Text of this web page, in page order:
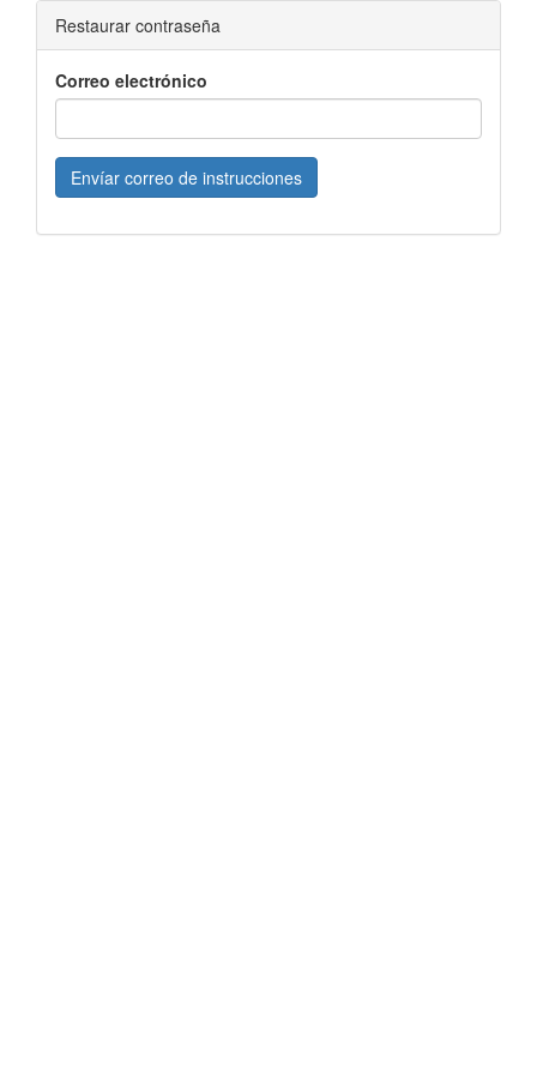
Restaurar contraseña
Correo electrónico
Envíar correo de instrucciones